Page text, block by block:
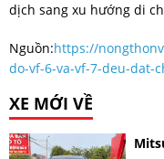
dịch sang xu hướng di
Nguồn:https://
do-vf-6-va-vf-7-deu-dat-
XE MỚI VỀ